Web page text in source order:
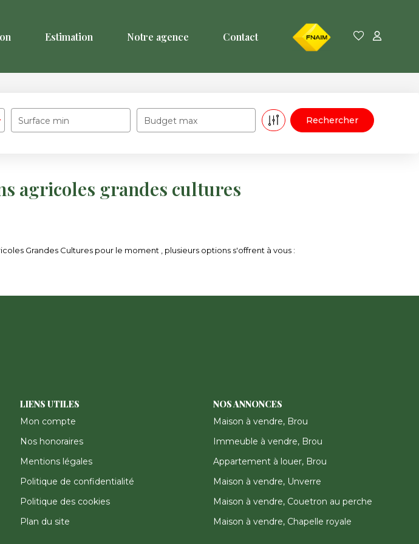
Estimation Notre agence Contact
Surface min Budget max
agricoles grandes cultures
Grandes Cultures pour le moment , plusieurs options s'offrent à vous :
LIENS UTILES
Mon compte
Nos honoraires
Mentions légales
Politique de confidentialité
Politique des cookies
Plan du site
NOS ANNONCES
Maison à vendre, Brou
Immeuble à vendre, Brou
Appartement à louer, Brou
Maison à vendre, Unverre
Maison à vendre, Couetron au perche
Maison à vendre, Chapelle royale